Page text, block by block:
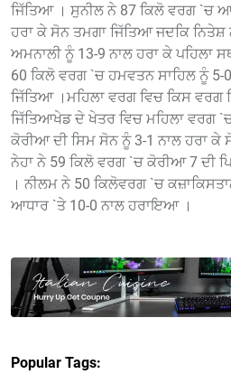
ਜਿੱਤਿਆ । ਸੁਨੀਲ ਨੇ 87 ਕਿਲੋ ਵਰਗ `ਚ
ਹਰਾ ਕੇ ਸੋਨ ਤਮਗਾ ਜਿੱਤਿਆ ਜਦਕਿ
ਅਮਨਾਲੀ ਨੂੰ 13-9 ਨਾਲ ਹਰਾ ਕੇ ਪਹਿਲਾ
60 ਕਿਲੋ ਵਰਗ `ਚ ਹਮਵਤਨ ਸਾਹਿਲ ਨੂੰ 5-
ਜਿੱਤਿਆ ।ਮਹਿਲਾ ਵਰਗ ਵਿਚ ਕਿਸ ਵਰਗ
ਜਿੱਤਿਆਖੇਡ ਦੇ ਖੇਤਰ ਵਿਚ ਮਹਿਲਾ ਵਰਗ
ਕੋਰੀਆ ਦੀ ਸਿਮ ਸੋਨ ਨੂੰ 3-1 ਨਾਲ ਹਰਾ ਕੇ
ਨੇਹਾ ਨੇ 59 ਕਿਲੋ ਵਰਗ `ਚ ਕੋਰੀਆ 7 ਦੀ
। ਨੀਲਮ ਨੇ 50 ਕਿਲੋਵਰਗ `ਚ
ਆਧਾਰ `ਤੇ 10-0 ਨਾਲ ਹਰਾਇਆ ।
Popular Tags: